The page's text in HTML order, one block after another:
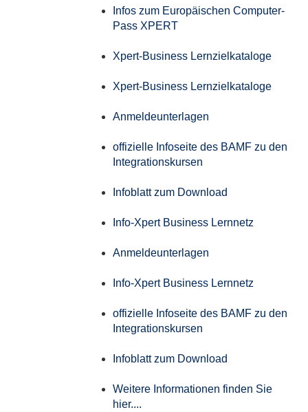
Infos zum Europäischen Computer-
Pass XPERT
Xpert-Business Lernzielkataloge
Xpert-Business Lernzielkataloge
Anmeldeunterlagen
offizielle Infoseite des BAMF zu den
Integrationskursen
Infoblatt zum Download
Info-Xpert Business Lernnetz
Anmeldeunterlagen
Info-Xpert Business Lernnetz
offizielle Infoseite des BAMF zu den
Integrationskursen
Infoblatt zum Download
Weitere Informationen finden Sie
hier....